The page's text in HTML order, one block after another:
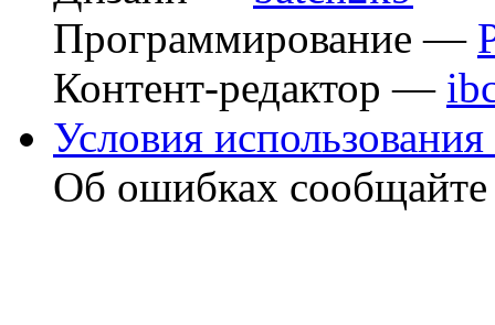
Программирование —
Контент-редактор —
Условия использования
Об ошибках